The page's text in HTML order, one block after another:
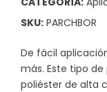
Pines
ProudPath
SKU: PARCHBOR
De fácil
más. Este tipo
poliéster de alta